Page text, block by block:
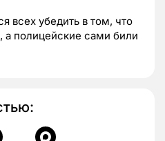
всех убедить в том, что
а полицейские сами били